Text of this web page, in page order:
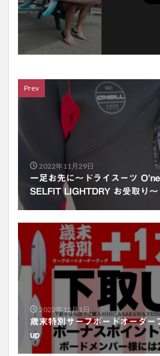
Prev
2022年11月29日
一足お先に〜ドライスーツ
SELFIT LIGHTDRY お受取り〜
2022年12月1日
歳末特別サーフボードオーダー
up